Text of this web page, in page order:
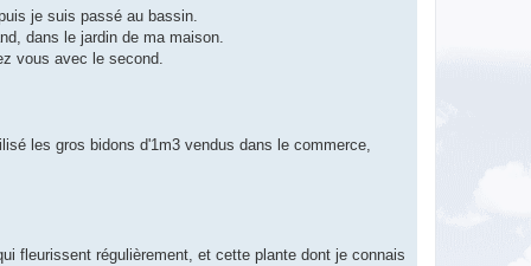
je suis passé au bassin.
dans le jardin de ma maison.
vous avec le second.
les gros bidons d'1m3 vendus dans le commerce,
fleurissent régulièrement, et cette plante dont je connais